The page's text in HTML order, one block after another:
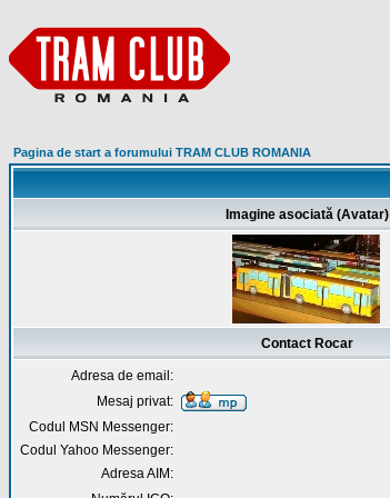
Pagina de start a forumului TRAM CLUB ROMANIA
Imagine asociată (Avatar)
Contact Rocar
Adresa de email:
Mesaj privat:
Codul MSN Messenger:
Codul Yahoo Messenger:
Adresa AIM: